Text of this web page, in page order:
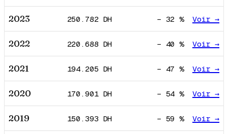
2023 250.782 DH − 32 % Voir →
2022 220.688 DH − 40 % Voir →
2021 194.205 DH − 47 % Voir →
2020 170.901DH − 54 % Voir →
2019 150.393 DH − 59 % Voir →